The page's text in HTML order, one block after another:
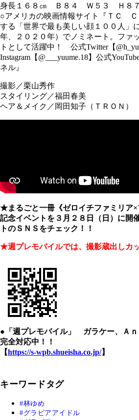
身長１６８㎝ Ｂ８４ Ｗ５３ Ｈ８７
○アメリカの映画情報サイト『ＴＣ Ｃ
する「世界で最も美しい顔１００人」
年、２０２０年）でノミネート。ファ
トとして活躍中！ 公式Twitter【
Instagram【@___yuume.18】公式
ネル』
撮影／栗山秀作
スタイリング／福田春美
ヘア＆メイク／岡田知子（ＴＲＯＮ）
★まるごと一冊《ゼロイチファミリア
記念イベントを３月２８日（日）に
トのＳＮＳをチェック！！
★週プレモバイルでは、撮影蔵出しカ
●「週プレモバイル」 ガラケー、Ａｎ
完全対応中！！
【https://s-wpb.shueisha.co.jp/】
キーワードタグ
林ゆめ
グラビアアイドル